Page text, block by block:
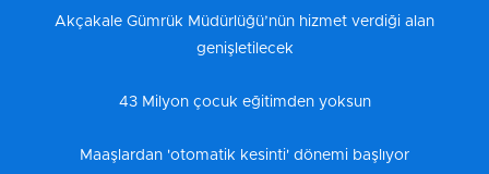
Akçakale Gümrük Müdürlüğü’nün hizmet verdiği alan
genişletilecek
43 Milyon çocuk eğitimden yoksun
Maaşlardan 'otomatik kesinti' dönemi başlıyor